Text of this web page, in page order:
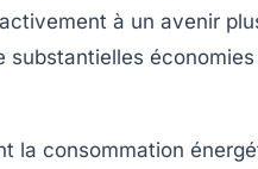
à un avenir
substantielles économies
la consommation